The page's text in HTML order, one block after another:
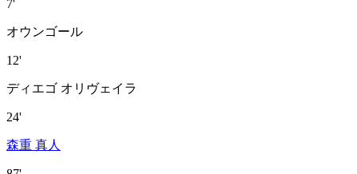
7'
オウンゴール
12'
ディエゴ オリヴェイラ
24'
森重 真人